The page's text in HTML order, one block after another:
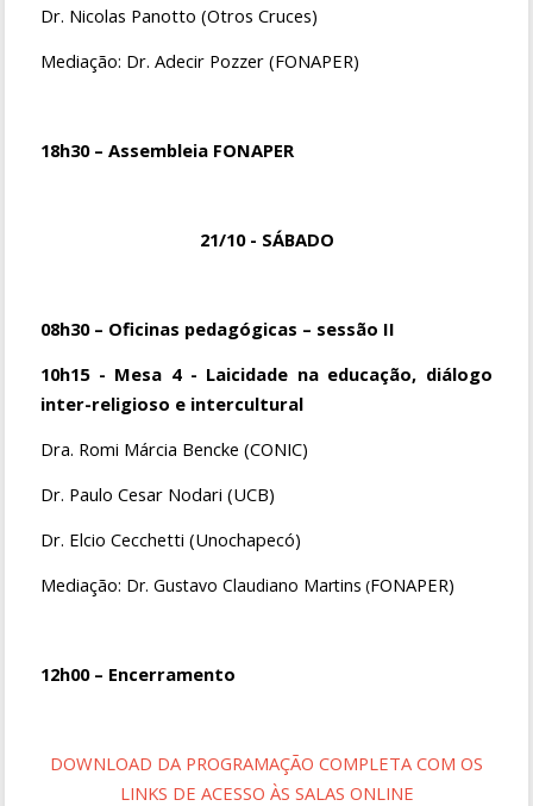
Dr. Nicolas Panotto (Otros Cruces)
Mediação: Dr. Adecir Pozzer (FONAPER)
18h30 – Assembleia FONAPER
21/10 - SÁBADO
08h30 – Oficinas pedagógicas – sessão II
10h15 - Mesa 4 - Laicidade na educação, diálogo
inter-religioso e intercultural
Dra. Romi Márcia Bencke (CONIC)
Dr. Paulo Cesar Nodari (UCB)
Dr. Elcio Cecchetti (Unochapecó)
Mediação: Dr. Gustavo Claudiano Martins (FONAPER)
12h00 – Encerramento
DOWNLOAD DA PROGRAMAÇÃO COMPLETA COM OS
LINKS DE ACESSO ÀS SALAS ONLINE